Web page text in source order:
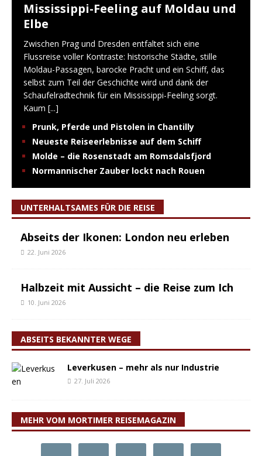
Mississippi-Feeling auf Moldau und
Elbe
Zwischen Prag und Dresden entfaltet sich eine
Flussreise voller Kontraste: historische Städte, stille
Moldau-Passagen, barocke Pracht und ein Schiff, das
selbst zum Teil der Geschichte wird und dank der
Schaufelradtechnik für ein Mississippi-Feeling sorgt.
Kaum [...]
Prunk, Pferde und Pistolen in Chantilly
Neueste Reiseerlebnisse auf dem Schiff
Molde – die Rosenstadt am Romsdalsfjord
Normannischer Zauber lockt nach Rouen
UNTERHALTSAMES FÜR DIE REISE
Abseits der Ikonen: London neu erleben
22. Juni 2026
Halbzeit mit Aussicht – die Reise zum Ich
10. Juni 2026
ABSEITS BEKANNTER WEGE
Leverkusen – mehr als nur Industrie
27. Juli 2026
MEHR VOM MORTIMER REISEMAGAZIN